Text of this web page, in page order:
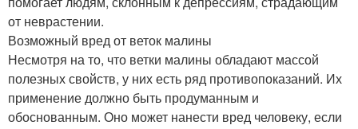
от неврастении.
Возможный вред от веток малины
Несмотря на то, что ветки малины обладают массой
полезных свойств, у них есть ряд противопоказаний. Их
применение должно быть продуманным и
обоснованным. Оно может нанести вред человеку, если